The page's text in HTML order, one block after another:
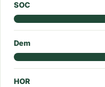
SOC
Dem
HOR